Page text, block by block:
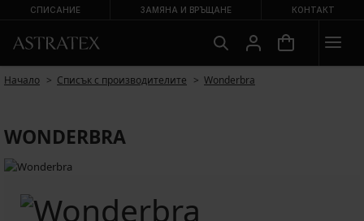
СПИСАНИЕ ЗАМЯНА И ВРЪЩАНЕ КОНТАКТ
Начало Списък с производителите Wonderbra
WONDERBRA